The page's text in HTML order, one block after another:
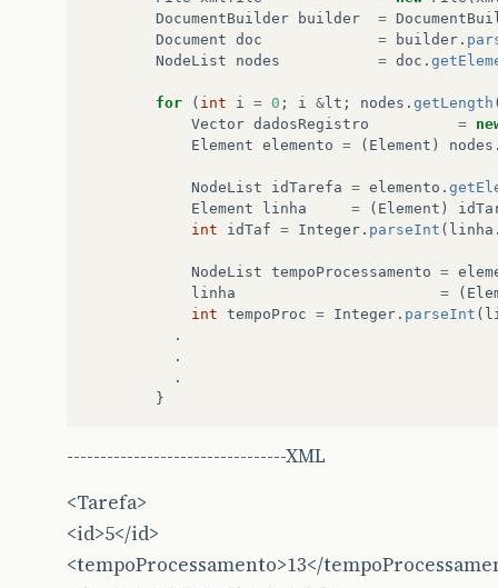
DocumentBuilder
builder =
Document doc = builder .
NodeList
nodes = doc .
for ( int i = 0 ; i &lt ; nodes . getLength
Vector dadosRegistro =
Element elemento = ( Element ) nodes
NodeList idTarefa = elemento .
Element
linha = ( Element )
int
idTaf = Integer . parseInt ( linha
NodeList tempoProcessamento =
linha
= (
int tempoProc = Integer . parseInt (
.
.
.
}
---------------------------------XML
<Tarefa>
<id>5</id>
<tempoProcessamento>13</